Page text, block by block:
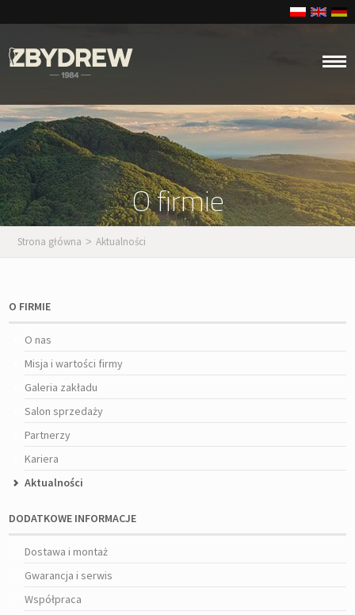
O firmie
Strona główna > Aktualności
O FIRMIE
O nas
Misja i wartości firmy
Galeria zakładu
Salon sprzedaży
Partnerzy
Kariera
Aktualności
DODATKOWE INFORMACJE
Dostawa i montaż
Gwarancja i serwis
Współpraca